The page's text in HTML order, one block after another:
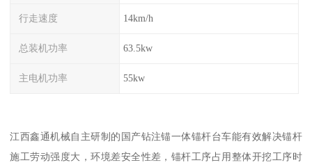
行走速度 14km/h
总装机功率 63.5kw
主电机功率 55kw
江西鑫通机械自主研制的国产钻注锚一体锚杆台车能有效解决锚杆
施工劳动强度大，环境差安全性差，锚杆工序占用整体开挖工序时